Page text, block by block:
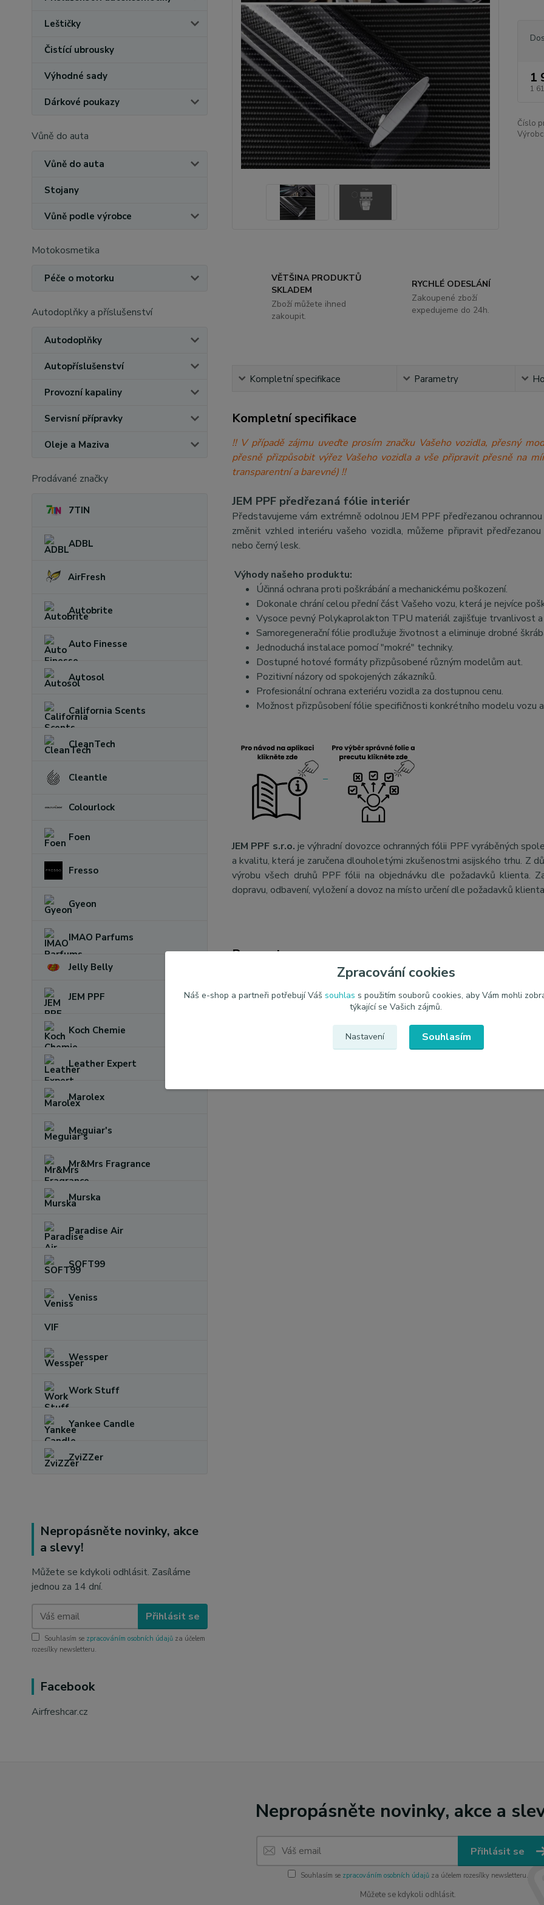
Leštičky
Čistící ubrousky
Výhodné sady
Dárkové poukazy
Vůně do auta
Vůně do auta
Stojany
Vůně podle výrobce
Motokosmetika
Péče o motorku
Autodoplňky a příslušenství
Autodoplňky
Autopříslušenství
Provozní kapaliny
Servisní přípravky
Oleje a Maziva
Prodávané značky
7TIN
ADBL
AirFresh
Autobrite
Auto Finesse
Autosol
California Scents
CleanTech
Cleantle
Colourlock
Foen
Fresso
Gyeon
IMAO Parfums
Jelly Belly
JEM PPF
Koch Chemie
Leather Expert
Marolex
Meguiar's
Mr&Mrs Fragrance
Murska
Paradise Air
SOFT99
Veniss
VIF
Wessper
Work Stuff
Yankee Candle
ZviZZer
Nepropásněte novinky, akce
a slevy!
Můžete se kdykoli odhlásit. Zasíláme
jednou za 14 dní.
Přihlásit se
Souhlasím se zpracováním osobních údajů za účelem
rozesílky newsletteru.
Facebook
Airfreshcar.cz
1
1
Číslo
VĚTŠINA PRODUKTŮ
SKLADEM
Zboží můžete ihned
zakoupit.
RYCHLÉ ODESLÁNÍ
Zakoupené zboží
expedujeme do 24h.
Kompletní specifikace Parametry
Kompletní specifikace
!! V případě zájmu uveďte prosím značku Vašeho vozidla, přesný
přesně přizpůsobit výřez Vašeho vozidla a vše připravit přesně na
transparentní a barevné) !!
JEM PPF předřezaná fólie interiér
Představujeme vám extrémně odolnou JEM PPF předřezanou
změnit vzhled interiéru vašeho vozidla, můžeme připravit
nebo černý lesk.
Výhody našeho produktu:
Účinná ochrana proti poškrábání a mechanickému poškození.
Dokonale chrání celou přední část Vašeho vozu, která je nejvíce
Vysoce pevný Polykaprolakton TPU materiál zajišťuje trvanlivost
Samoregenerační fólie prodlužuje životnost a eliminuje drobné
Jednoduchá instalace pomocí "mokré" techniky.
Dostupné hotové formáty přizpůsobené různým modelům aut.
Pozitivní názory od spokojených zákazníků.
Profesionální ochrana exteriéru vozidla za dostupnou cenu.
Možnost přizpůsobení fólie specifičnosti konkrétního modelu vozu
JEM PPF s.r.o. je výhradní dovozce ochranných fólii PPF vyráběných
a kvalitu, která je zaručena dlouholetými zkušenostmi asijského trhu. Z
výrobu všech druhů PPF fólii na objednávku dle požadavků klienta.
dopravu, odbavení, vyložení a dovoz na místo určení dle požadavků
Parametry
Nepropásněte novinky, akce a
Přihlásit se
Souhlasím se zpracováním osobních údajů za účelem rozesílky newsletteru.
Můžete se kdykoli odhlásit.
Zpracování cookies
Náš e-shop a partneři potřebují Váš souhlas s použitím souborů cookies, aby Vám mohli
týkající se Vašich zájmů.
Nastavení Souhlasím